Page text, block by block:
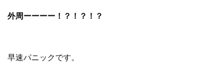
外周ーーーー！？！？！？
早速パニックです。